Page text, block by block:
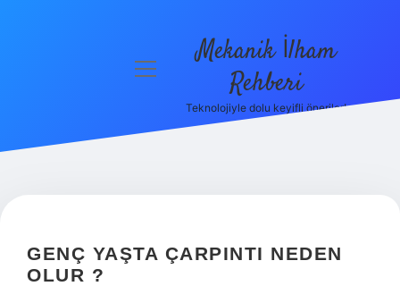
Hakkımızda
menüyü
Mekanik İlham
Rehberi
Teknolojiyle dolu keyifli öneriler!
GENÇ YAŞTA ÇARPINTI NEDEN
OLUR ?